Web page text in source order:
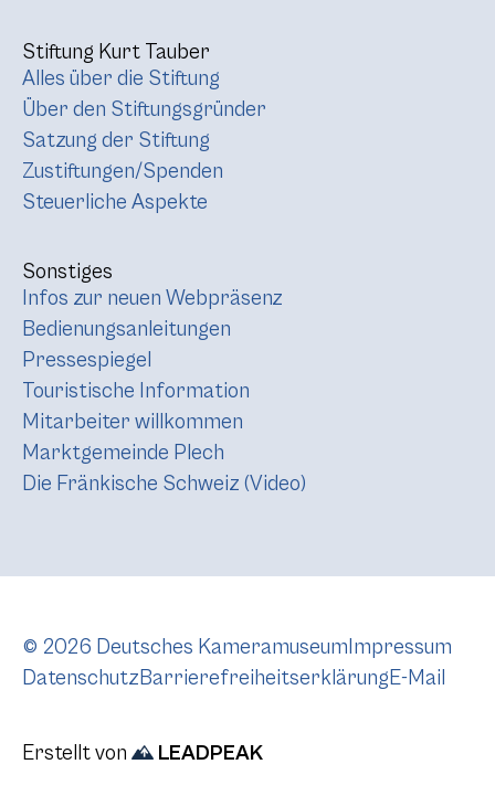
Stiftung Kurt Tauber
Alles über die Stiftung
Über den Stiftungsgründer
Satzung der Stiftung
Zustiftungen/Spenden
Steuerliche Aspekte
Sonstiges
Infos zur neuen Webpräsenz
Bedienungsanleitungen
Pressespiegel
Touristische Information
Mitarbeiter willkommen
Marktgemeinde Plech
Die Fränkische Schweiz (Video)
© 2026 Deutsches KameramuseumImpressum
DatenschutzBarrierefreiheitserklärungE-Mail
Erstellt von LEADPEAK